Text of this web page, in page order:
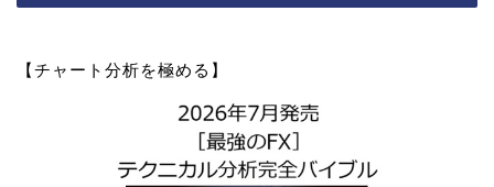
【チャート分析を極める】